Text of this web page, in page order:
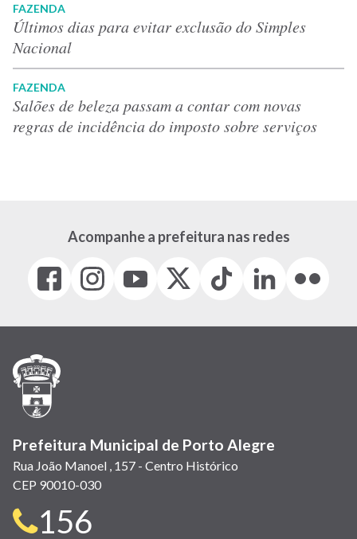
FAZENDA
Últimos dias para evitar exclusão do Simples
Nacional
FAZENDA
Salões de beleza passam a contar com novas
regras de incidência do imposto sobre serviços
Acompanhe a prefeitura nas redes
Facebook
(link
em
janela)
Instagram
(link
em
(link
em
(Antigo
(link
Tiktok
(link
em
LinkedIn
(link
em
(link
em
Prefeitura Municipal de Porto Alegre
Rua João Manoel , 157 - Centro Histórico
CEP 90010-030
Telefone
156